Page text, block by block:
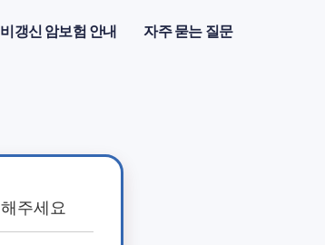
비갱신 암보험 안내 자주 묻는 질문